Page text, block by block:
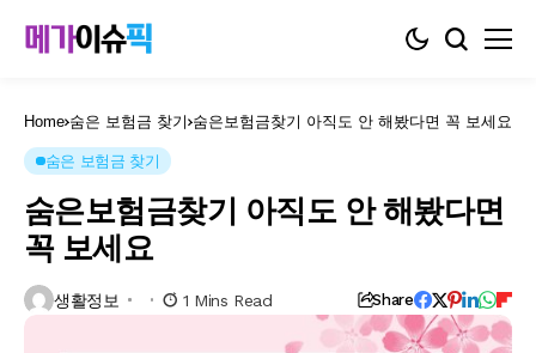
Home 숨은 보험금 찾기 숨은보험금찾기 아직도 안 해봤다면 꼭 보세요
숨은 보험금 찾기
숨은보험금찾기 아직도 안 해봤다면
꼭 보세요
생활정보 1 Mins Read Share